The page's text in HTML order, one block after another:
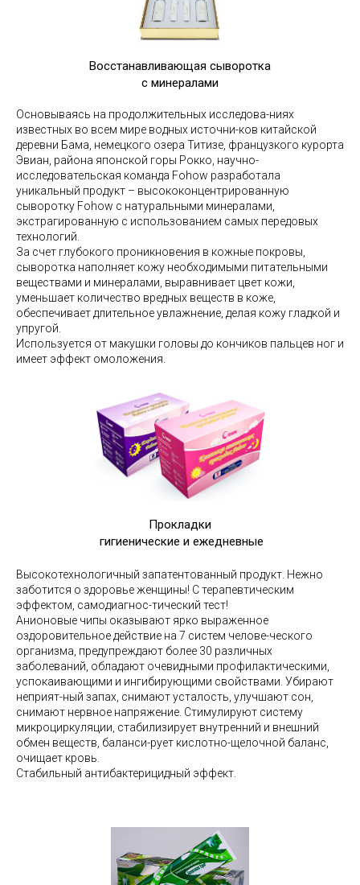
Восстанавливающая сыворотка
с минералами
Основываясь на продолжительных исследова-ниях
известных во всем мире водных источни-ков китайской
деревни Бама, немецкого озера Титизе, французкого курорта
Эвиан, района японской горы Рокко, научно-
исследовательская команда Fohow разработала
уникальный продукт – высококонцентрированную
сыворотку Fohow с натуральными минералами,
экстрагированную с использованием самых передовых
технологий.
За счет глубокого проникновения в кожные покровы,
сыворотка наполняет кожу необходимыми питательными
веществами и минералами, выравнивает цвет кожи,
уменьшает количество вредных веществ в коже,
обеспечивает длительное увлажнение, делая кожу гладкой и
упругой.
Используется от макушки головы до кончиков пальцев ног и
имеет эффект омоложения.
Прокладки
гигиенические и ежедневные
Высокотехнологичный запатентованный продукт. Нежно
заботится о здоровье женщины! С терапевтическим
эффектом, самодиагнос-тический тест!
Анионовые чипы оказывают ярко выраженное
оздоровительное действие на 7 систем челове-ческого
организма, предупреждают более 30 различных
заболеваний, обладают очевидными профилактическими,
успокаивающими и ингибирующими свойствами. Убирают
неприят-ный запах, снимают усталость, улучшают сон,
снимают нервное напряжение. Стимулируют систему
микроциркуляции, стабилизирует внутренний и внешний
обмен веществ, баланси-рует кислотно-щелочной баланс,
очищает кровь.
Стабильный антибактерицидный эффект.